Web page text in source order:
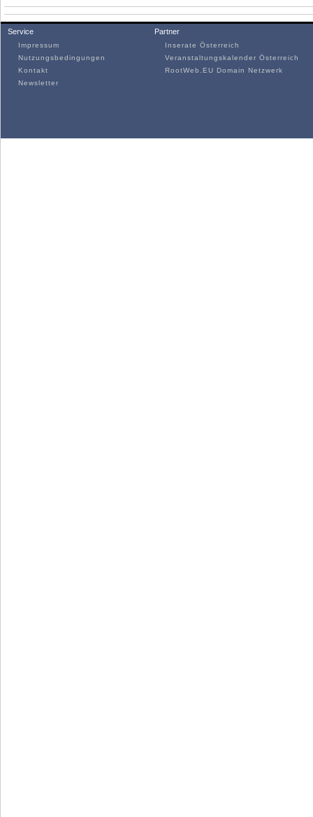
Service
Impressum
Nutzungsbedingungen
Kontakt
Newsletter
Partner
Inserate Österreich
Veranstaltungskalender Österreich
RootWeb.EU Domain Netzwerk